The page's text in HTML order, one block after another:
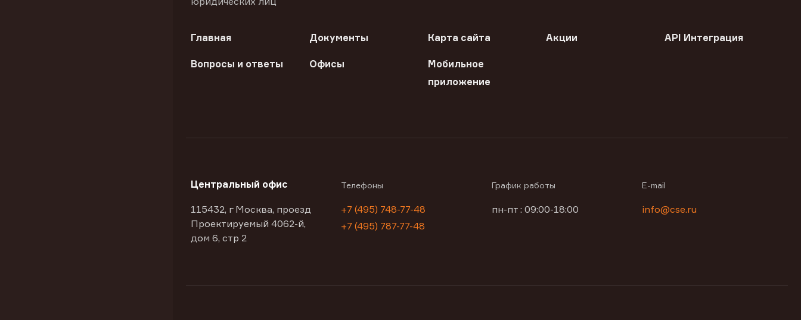
Главная Документы Карта сайта Акции API Интеграция
Вопросы и ответы Офисы
Мобильное
приложение
Центральный офис
115432, г Москва, проезд
Проектируемый 4062-й,
дом 6, стр 2
Телефоны
+7 (495) 748-77-48
+7 (495) 787-77-48
График работы
пн-пт : 09:00-18:00
E-mail
info@cse.ru